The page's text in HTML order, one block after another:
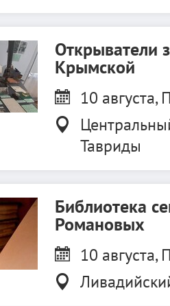
Открыватели
Крымской
10 августа,
Тавриды
Библиотека
Романовых
10 августа,